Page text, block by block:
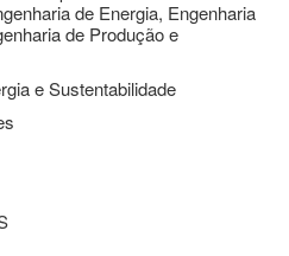
de Energia, Engenharia
de Produção e
e Sustentabilidade